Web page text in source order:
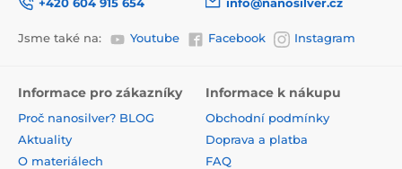
Jsme také na: Youtube Facebook Instagram
Informace pro zákazníky
Proč nanosilver? BLOG
Aktuality
O materiálech
Informace k nákupu
Obchodní podmínky
Doprava a platba
FAQ